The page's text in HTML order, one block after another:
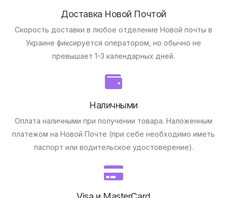
Доставка Новой Почтой
Скорость доставки в любое отделение Новой почты в
Украине фиксируется оператором, но обычно не
превышает 1-3 календарных дней.
Наличными
Оплата наличными при получении товара. Наложенным
платежом на Новой Почте (при себе необходимо иметь
паспорт или водительское удостоверение).